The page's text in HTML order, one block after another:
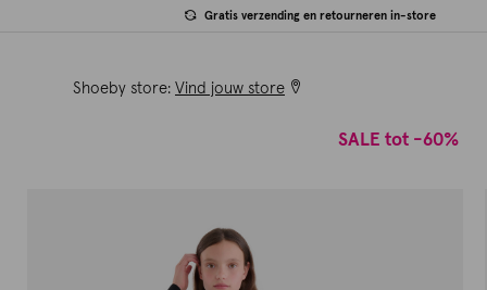
Gratis verzending en retourneren in-store
Shoeby store: Vind jouw store
SALE tot -60%